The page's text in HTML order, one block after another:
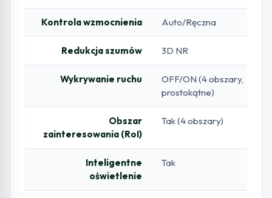
Kontrola wzmocnienia Auto/Ręczna
Redukcja szumów 3D NR
Wykrywanie ruchu
OFF/ON (4 obszary,
prostokątne)
Obszar
zainteresowania (RoI)
Tak (4 obszary)
Inteligentne
oświetlenie
Tak